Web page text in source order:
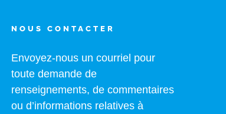
NOUS CONTACTER
Envoyez-nous un courriel pour
toute demande de
renseignements, de commentaires
ou d’informations relatives à